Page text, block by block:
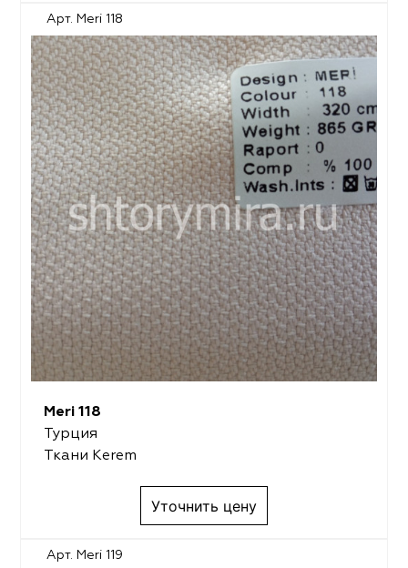
Арт. Meri 118
Meri 118
Турция
Ткани Kerem
Уточнить цену
Арт. Meri 119